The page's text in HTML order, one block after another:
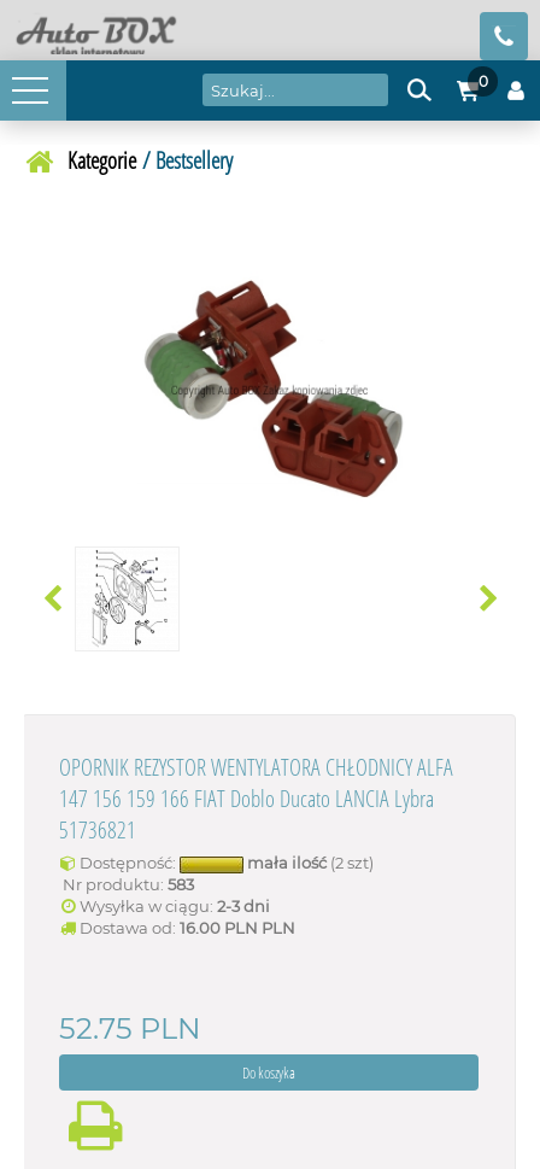
0
Kategorie/ Bestsellery
OPORNIK REZYSTOR WENTYLATORA CHŁODNICY ALFA
147 156 159 166 FIAT Doblo Ducato LANCIA Lybra
51736821
Dostępność: mała ilość (2 szt)
Nr produktu: 583
Wysyłka w ciągu:2-3 dni
Dostawa od:16.00 PLN PLN
52.75 PLN